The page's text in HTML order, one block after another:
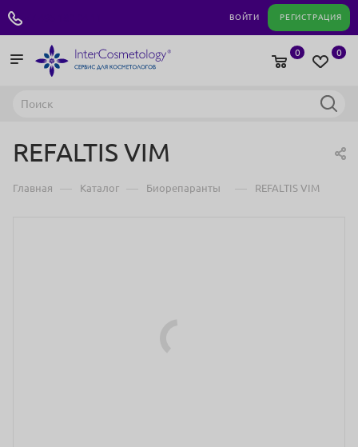
ВОЙТИ РЕГИСТРАЦИЯ
0
0
REFALTIS VIM
Главная — Каталог — Биорепаранты — REFALTIS VIM